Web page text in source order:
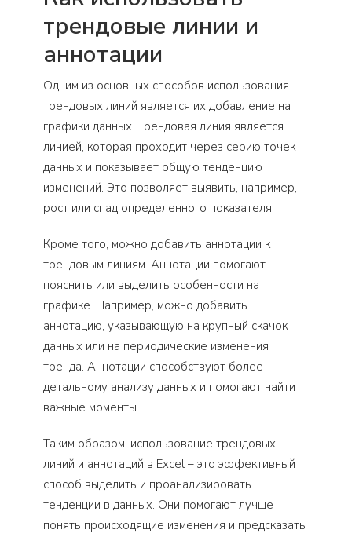
трендовые линии и
аннотации
Одним из основных способов использования
трендовых линий является их добавление на
графики данных. Трендовая линия является
линией, которая проходит через серию точек
данных и показывает общую тенденцию
изменений. Это позволяет выявить, например,
рост или спад определенного показателя.
Кроме того, можно добавить аннотации к
трендовым линиям. Аннотации помогают
пояснить или выделить особенности на
графике. Например, можно добавить
аннотацию, указывающую на крупный скачок
данных или на периодические изменения
тренда. Аннотации способствуют более
детальному анализу данных и помогают найти
важные моменты.
Таким образом, использование трендовых
линий и аннотаций в Excel – это эффективный
способ выделить и проанализировать
тенденции в данных. Они помогают лучше
понять происходящие изменения и предсказать